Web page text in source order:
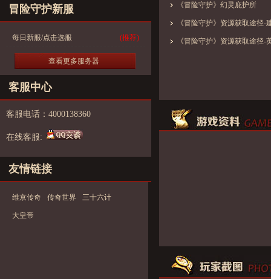
冒险守护新服
每日新服/点击选服 (推荐)
查看更多服务器
客服中心
客服电话：4000138360
在线客服:
友情链接
维京传奇 传奇世界 三十六计
大皇帝
《冒险守护》幻灵庇护所
《冒险守护》资源获取途径-
《冒险守护》资源获取途径-